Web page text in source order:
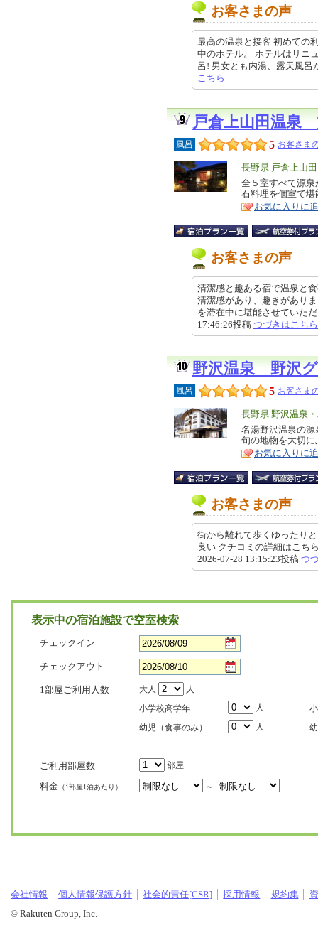
お客さまの声
最高の温泉と接客 初めての
中のホテル。 ホテルはリニ
呂! 男女とも内湯、露天風
こちら
戸倉上山田温
風呂 5 お客さま
エ
リ
ア
長野県 戸倉上山
特
徴
全５室すべて源
石料理を個室で
お気に入りに
お客さまの声
清潔感と趣ある宿で温泉と
清潔感があり、趣きがあり
を滞在中に堪能させていた
17:46:26投稿 つづきはこちら
野沢温泉 野沢
風呂 5 お客さま
エ
リ
ア
長野県 野沢温泉
特
徴
名湯野沢温泉の
旬の地物を大切
お気に入りに
お客さまの声
街から離れて歩くゆったり
良い クチコミの詳細はこ
2026-07-28 13:15:23投稿 つ
表示中の宿泊施設で空室検索
チェックイン
チェックアウト
1部屋ご利用人数 大人
人
小学校高学年
人
幼児（食事のみ）
人
ご利用部屋数 部屋
料金 （1部屋1泊あたり） ～
会社情報 個人情報保護方針 社会的責任[CSR] 採用情報 規約集
© Rakuten Group, Inc.